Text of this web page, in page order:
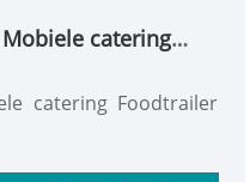
catering
catering Foodtrailer